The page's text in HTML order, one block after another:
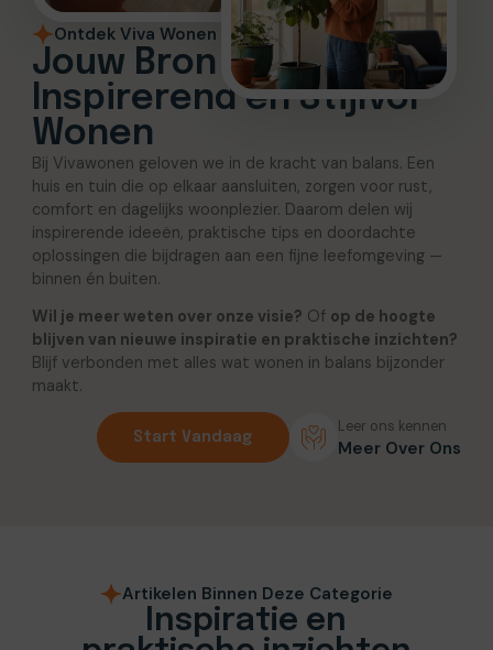
Ontdek Viva Wonen
Jouw Bron voor
Inspirerend en Stijlvol
Wonen
Bij Vivawonen geloven we in de kracht van balans. Een
huis en tuin die op elkaar aansluiten, zorgen voor rust,
comfort en dagelijks woonplezier. Daarom delen wij
inspirerende ideeën, praktische tips en doordachte
oplossingen die bijdragen aan een fijne leefomgeving —
binnen én buiten.
Wil je meer weten over onze visie? Of op de hoogte
blijven van nieuwe inspiratie en praktische inzichten?
Blijf verbonden met alles wat wonen in balans bijzonder
maakt.
Start Vandaag
Leer ons kennen
Meer Over Ons
Artikelen Binnen Deze Categorie
Inspiratie en